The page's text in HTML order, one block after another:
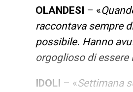
OLANDESI – «
raccontava sempre
possibile. Hanno
orgoglioso di essere
IDOLI – «Settimana